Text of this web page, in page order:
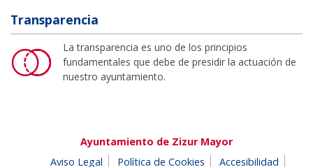
Transparencia
La transparencia es uno de los principios
fundamentales que debe de presidir la actuación de
nuestro ayuntamiento.
Ayuntamiento de Zizur Mayor
Aviso Legal
Política de Cookies Accesibilidad